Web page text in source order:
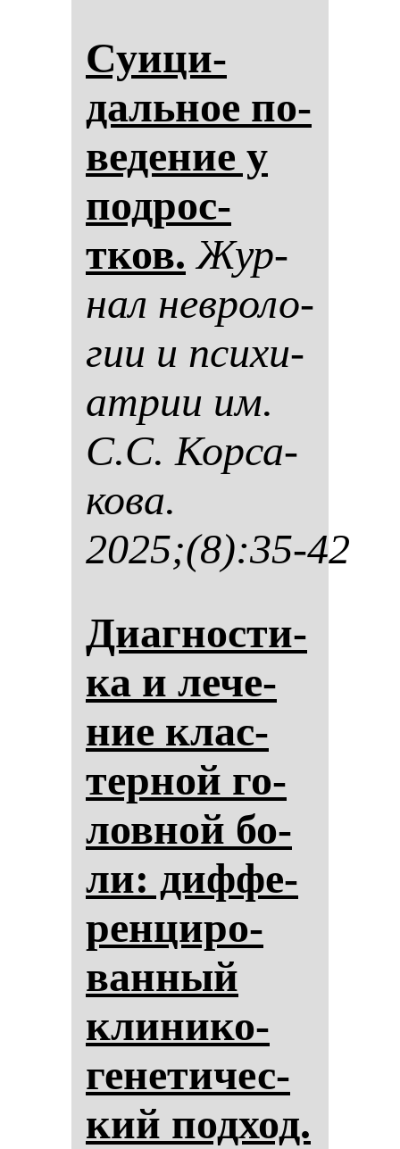
Суици­
даль­ное по­
ве­де­ние у
под­рос­
тков. Жур­
нал нев­ро­ло­
гии и пси­хи­
ат­рии им.
С.С. Кор­са­
ко­ва.
2025;(8):35-42
Диаг­нос­ти­
ка и ле­че­
ние клас­
тер­ной го­
лов­ной бо­
ли: диф­фе­
рен­ци­ро­
ван­ный
кли­ни­ко-
ге­не­ти­чес­
кий под­ход.